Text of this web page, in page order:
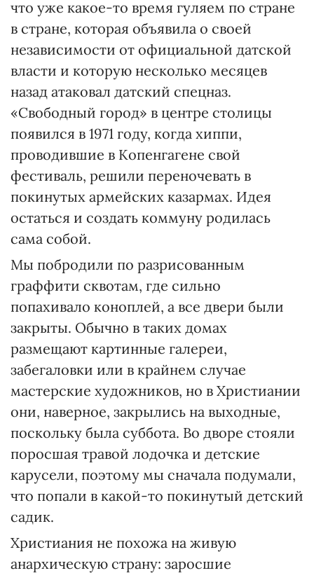
что уже какое-то время гуляем по стране
в стране, которая объявила о своей
независимости от официальной датской
власти и которую несколько месяцев
назад атаковал датский спецназ.
«Свободный город» в центре столицы
появился в 1971 году, когда хиппи,
проводившие в Копенгагене свой
фестиваль, решили переночевать в
покинутых армейских казармах. Идея
остаться и создать коммуну родилась
сама собой.
Мы побродили по разрисованным
граффити сквотам, где сильно
попахивало коноплей, а все две­ри были
закрыты. Обычно в таких домах
размещают картинные галереи,
забегаловки или в крайнем случае
мастерские художников, но в Христиании
они, наверное, закрылись на выходные,
поскольку была суббота. Во дворе стояли
поросшая травой лодочка и детские
карусели, поэтому мы сна­чала подумали,
что попали в какой-то покинутый дет­ский
садик.
Христиания не похожа на живую
анархическую страну: заросшие